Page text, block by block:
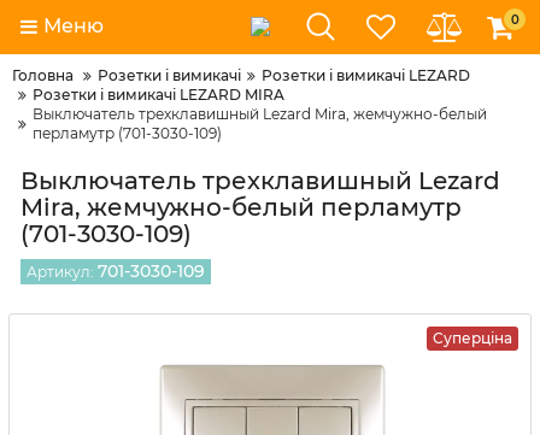
Меню 0
Головна Розетки і вимикачі
Розетки і вимикачі LEZARD
Розетки і вимикачі LEZARD MIRA
Выключатель трехклавишный Lezard Mira, жемчужно-белый
перламутр (701-3030-109)
Выключатель трехклавишный Lezard
Mira, жемчужно-белый перламутр
(701-3030-109)
Артикул: 701-3030-109
Суперціна